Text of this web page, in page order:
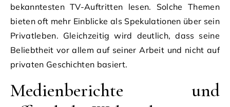
bekanntesten TV-Auftritten lesen. Solche Themen
bieten oft mehr Einblicke als Spekulationen über sein
Privatleben. Gleichzeitig wird deutlich, dass seine
Beliebtheit vor allem auf seiner Arbeit und nicht auf
privaten Geschichten basiert.
Medienberichte und